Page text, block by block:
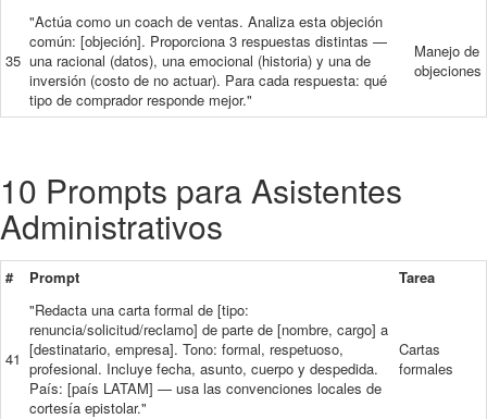
35
"Actúa como un coach de ventas. Analiza esta objeción
común: [objeción]. Proporciona 3 respuestas distintas —
una racional (datos), una emocional (historia) y una de
inversión (costo de no actuar). Para cada respuesta: qué
tipo de comprador responde mejor."
Manejo de
objeciones
10 Prompts para Asistentes
Administrativos
# Prompt Tarea
41
"Redacta una carta formal de [tipo:
renuncia/solicitud/reclamo] de parte de [nombre, cargo] a
[destinatario, empresa]. Tono: formal, respetuoso,
profesional. Incluye fecha, asunto, cuerpo y despedida.
País: [país LATAM] — usa las convenciones locales de
cortesía epistolar."
Cartas
formales